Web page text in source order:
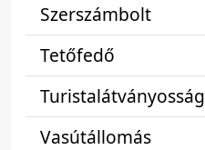
Szerszámbolt
Tetőfedő
Turistalátványosság
Vasútállomás